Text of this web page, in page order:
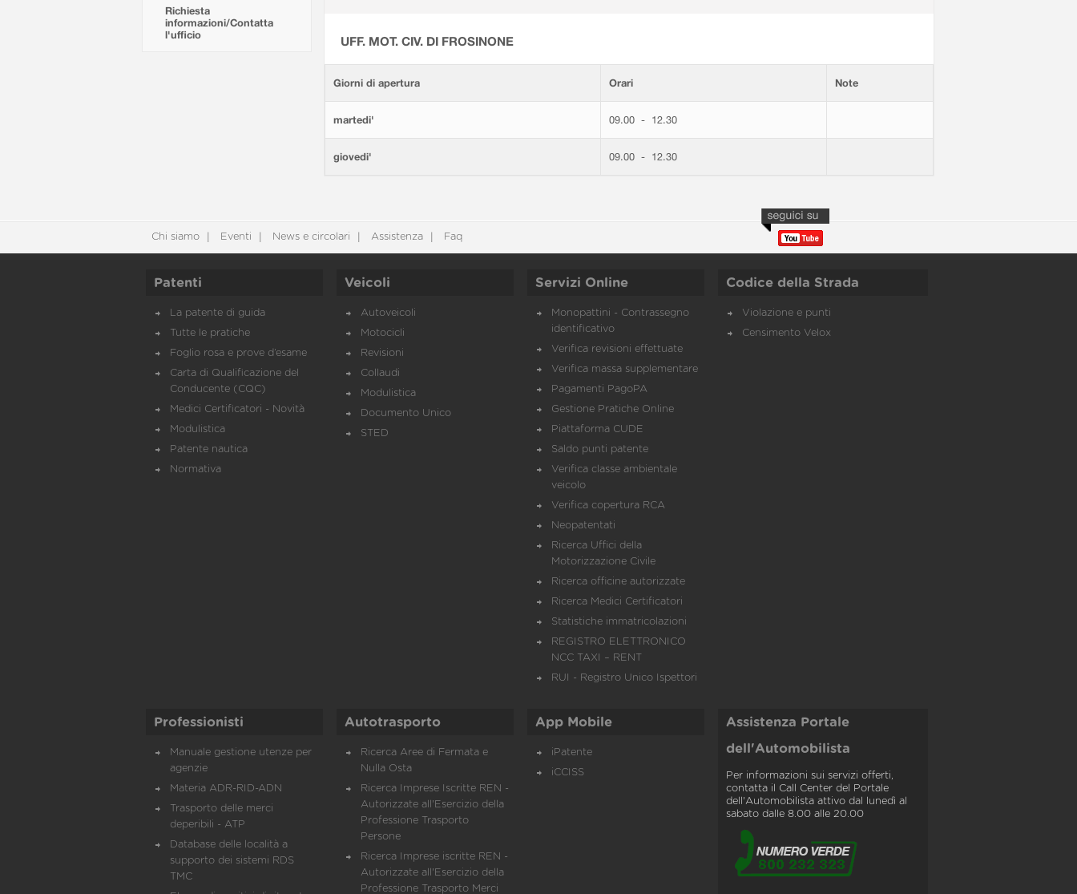
Richiesta
informazioni/Contatta
l'ufficio
UFF. MOT. CIV. DI FROSINONE
Giorni di apertura Orari Note
martedi' 09.00 - 12.30
giovedi' 09.00 - 12.30
Chi siamo Eventi News e circolari Assistenza Faq
Patenti
La patente di guida
Tutte le pratiche
Foglio rosa e prove d’esame
Carta di Qualificazione del
Conducente (CQC)
Medici Certificatori - Novità
Modulistica
Patente nautica
Normativa
Veicoli
Autoveicoli
Motocicli
Revisioni
Collaudi
Modulistica
Documento Unico
STED
Servizi Online
Monopattini - Contrassegno
identificativo
Verifica revisioni effettuate
Verifica massa supplementare
Pagamenti PagoPA
Gestione Pratiche Online
Piattaforma CUDE
Saldo punti patente
Verifica classe ambientale
veicolo
Verifica copertura RCA
Neopatentati
Ricerca Uffici della
Motorizzazione Civile
Ricerca officine autorizzate
Ricerca Medici Certificatori
Statistiche immatricolazioni
REGISTRO ELETTRONICO
NCC TAXI – RENT
RUI - Registro Unico Ispettori
Codice della Strada
Violazione e punti
Censimento Velox
Professionisti
Manuale gestione utenze per
agenzie
Materia ADR-RID-ADN
Trasporto delle merci
deperibili - ATP
Database delle località a
supporto dei sistemi RDS
TMC
Autotrasporto
Ricerca Aree di Fermata e
Nulla Osta
Ricerca Imprese Iscritte REN -
Autorizzate all'Esercizio della
Professione Trasporto
Persone
Ricerca Imprese iscritte REN -
Autorizzate all'Esercizio della
Professione Trasporto Merci
App Mobile
iPatente
iCCISS
Assistenza Portale
dell'Automobilista
Per informazioni sui servizi offerti,
contatta il Call Center del Portale
dell'Automobilista attivo dal lunedì al
sabato dalle 8.00 alle 20.00